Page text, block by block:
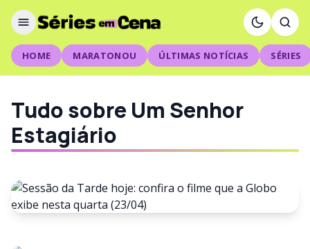
HOME MARATONOU ÚLTIMAS NOTÍCIAS SÉRIES
Tudo sobre Um Senhor
Estagiário